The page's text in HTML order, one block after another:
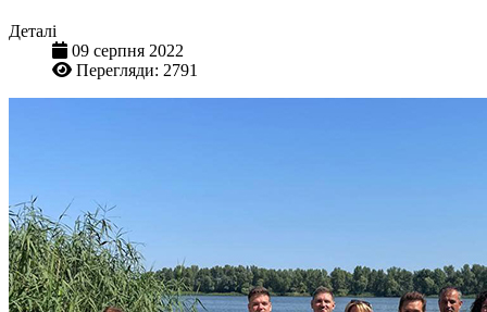
Деталі
09 серпня 2022
Перегляди: 2791